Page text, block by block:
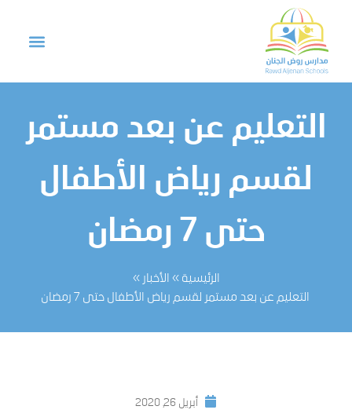
التعليم عن بعد مستمر
لقسم رياض الأطفال
حتى 7 رمضان
الرئيسية » الأخبار»
التعليم عن بعد مستمر لقسم رياض الأطفال حتى 7 رمضان
أبريل 26, 2020